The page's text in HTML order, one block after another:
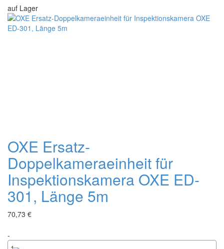
auf Lager
OXE Ersatz-
Doppelkameraeinheit für
Inspektionskamera OXE ED-
301, Länge 5m
70,73 €
-